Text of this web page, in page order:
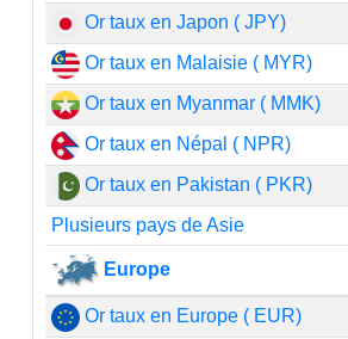
Or taux en Japon ( JPY)
Or taux en Malaisie ( MYR)
Or taux en Myanmar ( MMK)
Or taux en Népal ( NPR)
Or taux en Pakistan ( PKR)
Plusieurs pays de Asie
Europe
Or taux en Europe ( EUR)